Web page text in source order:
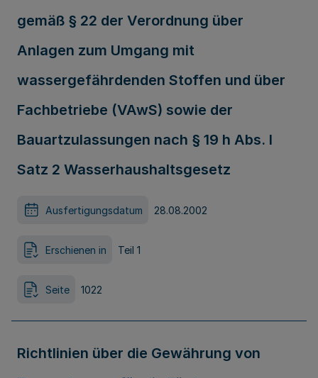
gemäß § 22 der Verordnung über
Anlagen zum Umgang mit
wassergefährdenden Stoffen und über
Fachbetriebe (VAwS) sowie der
Bauartzulassungen nach § 19 h Abs. l
Satz 2 Wasserhaushaltsgesetz
Ausfertigungsdatum 28.08.2002
Erschienen in Teil 1
Seite 1022
Richtlinien über die Gewährung von